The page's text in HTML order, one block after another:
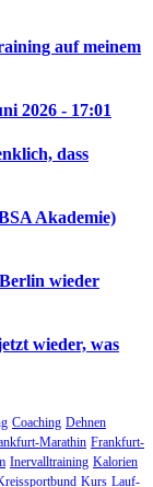
auf meinem
2026 - 17:01
dass
Akademie)
wieder
wieder, was
Coaching Dehnen
Marathin Frankfurt-
Inervalltraining Kalorien
Kurs Lauf-